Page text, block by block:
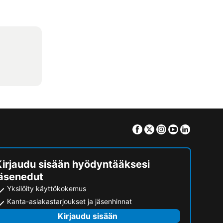
Facebook
TwitterInstagram
Youtube
sisään hyödyntääksesi
Yksilöity käyttökokemus
Kanta-asiakastarjoukset ja jäsenhinnat
Kirjaudu sisään